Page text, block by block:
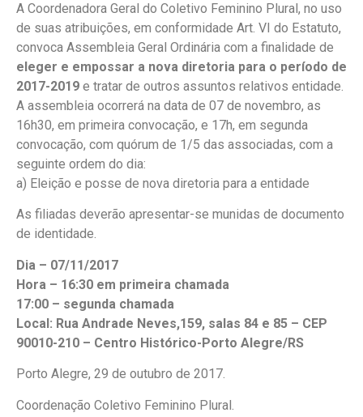
A Coordenadora Geral do Coletivo Feminino Plural, no uso
de suas atribuições, em conformidade Art. VI do Estatuto,
convoca Assembleia Geral Ordinária com a finalidade de
eleger e empossar a nova diretoria para o período de
2017-2019 e tratar de outros assuntos relativos entidade.
A assembleia ocorrerá na data de 07 de novembro, as
16h30, em primeira convocação, e 17h, em segunda
convocação, com quórum de 1/5 das associadas, com a
seguinte ordem do dia:
a) Eleição e posse de nova diretoria para a entidade
As filiadas deverão apresentar-se munidas de documento
de identidade.
Dia – 07/11/2017
Hora – 16:30 em primeira chamada
17:00 – segunda chamada
Local: Rua Andrade Neves,159, salas 84 e 85 – CEP
90010-210 – Centro Histórico-Porto Alegre/RS
Porto Alegre, 29 de outubro de 2017.
Coordenação Coletivo Feminino Plural.